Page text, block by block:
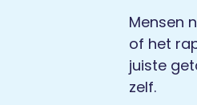
Mensen
of het
juiste
zelf.